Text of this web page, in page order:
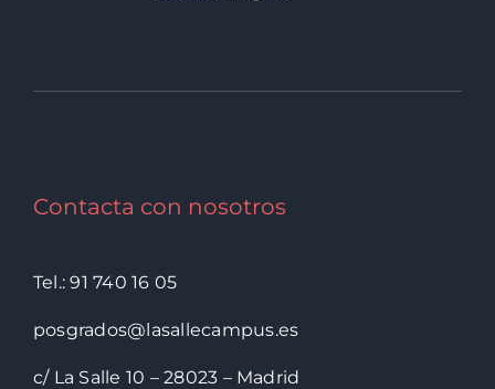
Contacta con nosotros
Tel.: 91 740 16 05
posgrados@lasallecampus.es
c/ La Salle 10 – 28023 – Madrid